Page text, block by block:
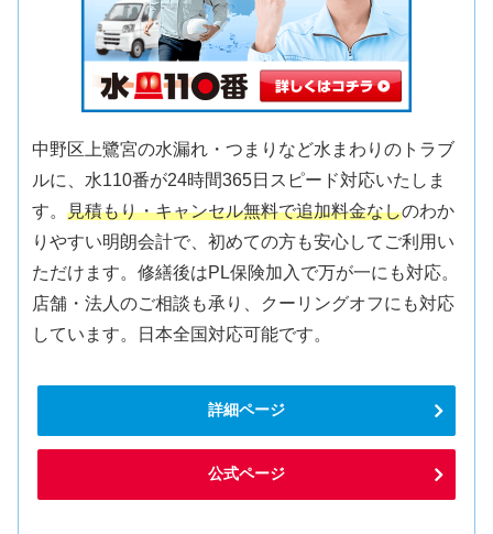
中野区上鷺宮の水漏れ・つまりなど水まわりのトラブ
ルに、水110番が24時間365日スピード対応いたしま
す。見積もり・キャンセル無料で追加料金なしのわか
りやすい明朗会計で、初めての方も安心してご利用い
ただけます。修繕後はPL保険加入で万が一にも対応。
店舗・法人のご相談も承り、クーリングオフにも対応
しています。日本全国対応可能です。
詳細ページ
公式ページ